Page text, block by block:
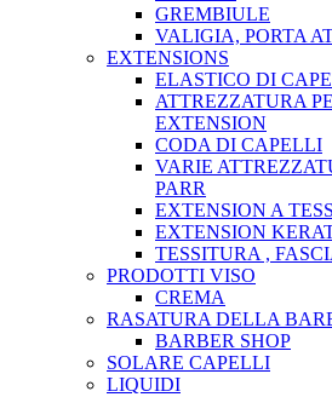
GREMBIULE
VALIGIA, PORTA
EXTENSIONS
ELASTICO DI
ATTREZZATURA
EXTENSION
CODA DI CAPELLI
VARIE
PARR
EXTENSION A
EXTENSION
TESSITURA ,
PRODOTTI VISO
CREMA
RASATURA DELLA
BARBER SHOP
SOLARE CAPELLI
LIQUIDI